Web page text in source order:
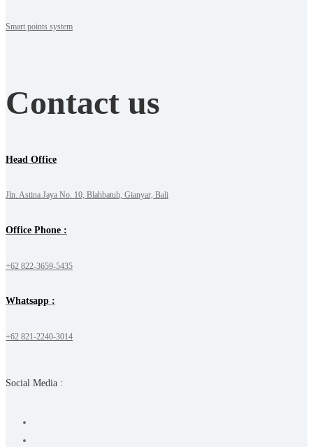
Smart points system
Contact us
Head Office
Jln. Astina Jaya No. 10, Blahbatuh, Gianyar, Bali
Office Phone :
+62 822-3659-5435
Whatsapp :
+62 821-2240-3014
Social Media :